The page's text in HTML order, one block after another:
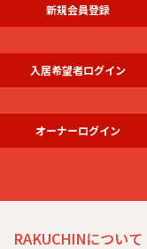
新規会員登録
入居希望者ログイン
オーナーログイン
RAKUCHINについて